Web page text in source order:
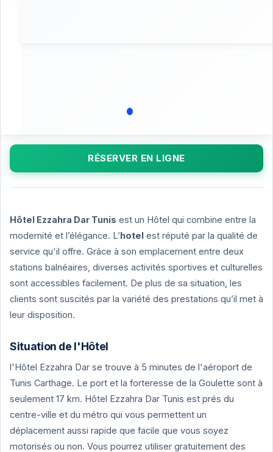
RÉSERVER EN LIGNE
Hôtel Ezzahra Dar Tunis est un Hôtel qui combine entre la
modernité et l’élégance. L’hotel est réputé par la qualité de
service qu'il offre. Grâce à son emplacement entre deux
stations balnéaires, diverses activités sportives et culturelles
sont accessibles facilement. De plus de sa situation, les
clients sont suscités par la variété des prestations qu’il met à
leur disposition.
Situation de l'Hôtel
l'Hôtel Ezzahra Dar se trouve à 5 minutes de l'aéroport de
Tunis Carthage. Le port et la forteresse de la Goulette sont à
seulement 17 km. Hôtel Ezzahra Dar Tunis est prés du
centre-ville et du métro qui vous permettent un
déplacement aussi rapide que facile que vous soyez
motorisés ou non. Vous pourrez utiliser gratuitement des